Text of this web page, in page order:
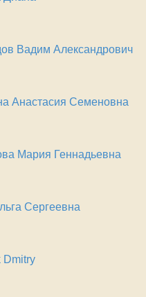
Вадим Александрович
Анастасия Семеновна
Мария Геннадьевна
Сергеевна
Dmitry